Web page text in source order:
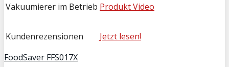
Vakuumierer im Betrieb Produkt Video
Kundenrezensionen
Jetzt lesen!
FoodSaver FFS017X